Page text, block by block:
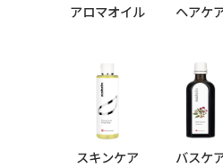
アロマオイル ヘアケ
スキンケア バスケ